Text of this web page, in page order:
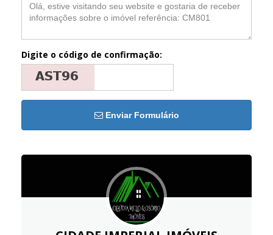
Digite o código de confirmação:
Enviar Formulário